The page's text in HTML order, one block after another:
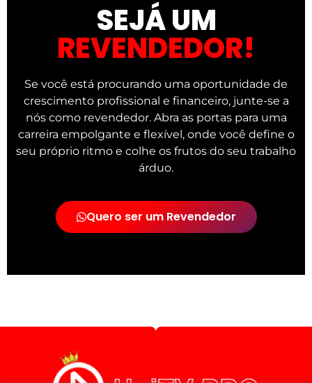
SEJÁ UM
REVENDEDOR!
Se você está procurando uma oportunidade de
crescimento profissional e financeiro, junte-se a
nós como revendedor. Abra as portas para uma
carreira empolgante e flexível, onde você define o
seu próprio ritmo e colhe os frutos do seu trabalho
árduo.
Quero ser um Revendedor